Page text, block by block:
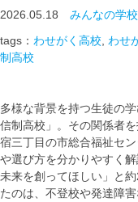
2026.05.18 みんなの学
tags： わせがく高校 わせ
制高校
多様な背景を持つ生徒の
信制高校」。その関係者
宿三丁目の市総合福祉セ
や選び方を分かりやすく
未来を創ってほしい」と
たのは、不登校や発達障